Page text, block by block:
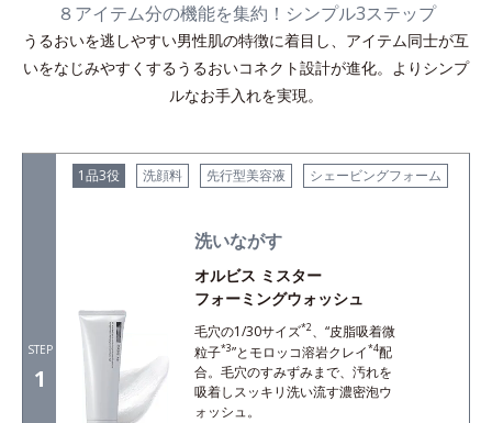
８アイテム分の機能を集約！シンプル3ステップ
うるおいを逃しやすい男性肌の特徴に着目し、アイテム同士が互
いをなじみやすくするうるおいコネクト設計が進化。よりシンプ
ルなお手入れを実現。
STEP
1
1品3役 洗顔料 先行型美容液 シェービングフォーム
洗いながす
オルビス ミスター
フォーミングウォッシュ
毛穴の1/30サイズ*2、“皮脂吸着微
粒子*3”とモロッコ溶岩クレイ*4配
合。毛穴のすみずみまで、汚れを
吸着しスッキリ洗い流す濃密泡ウ
ォッシュ。